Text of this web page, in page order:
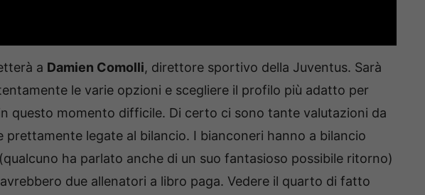
a Damien Comolli, direttore sportivo della Juventus. Sarà
le varie opzioni e scegliere il profilo più adatto per
questo momento difficile. Di certo ci sono tante valutazioni da
prettamente legate al bilancio. I bianconeri hanno a bilancio
ha parlato anche di un suo fantasioso possibile ritorno)
due allenatori a libro paga. Vedere il quarto di fatto